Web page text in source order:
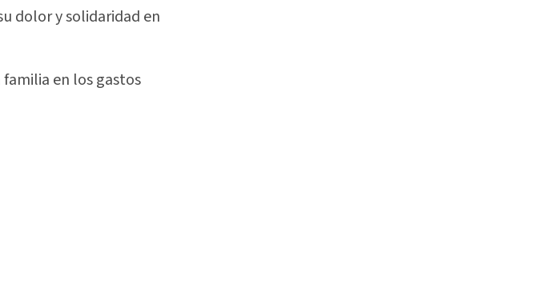
dolor y solidaridad en
en los gastos